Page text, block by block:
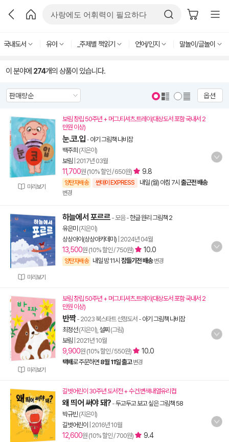
국내도서 유아 _주제별 책읽기 언어/인지 말놀이/글놀이
이 분야에 274개의 상품이 있습니다.
옵션
미리보기
보림 창립 50주년 + 머그.티셔츠.트레이(대상도서 포함 국내서 2
만원 이상)
눈.코.입 - 아기 그림책 나비잠
백주희 (지은이)
보림 2017년 03월
11,700원 (10% 할인 / 650원) 9.8
양탄자배송 썬데이 EXPRESS 내일 (월) 아침 7시 출근전 배송
변경
미리보기
하늘에서 포르르 - 모음-한글 원리 그림책 2
유은미 (지은이)
상상아이(상상아카데미) 2024년 04월
13,500원 (10% 할인 / 750원) 10.0
양탄자배송 내일 밤 11시 잠들기전 배송 변경
미리보기
보림 창립 50주년 + 머그.티셔츠.트레이(대상도서 포함 국내서 2
만원 이상)
반짝- 2023 북스타트 선정도서 - 아기 그림책 나비잠
최정선(지은이), 설찌 (그림)
보림 2021년 10월
9,900원 (10% 할인 / 550원) 10.0
택배로 주문하면 8월 11일 출고 변경
길벗어린이 30주년 도서전 + 수건.변색내열유리컵
왜 띄어 써야 돼? -두고두고 보고 싶은 그림책 58
박규빈 (지은이)
길벗어린이
2016년 10월
12,600원 (10% 할인 / 700원) 9.4